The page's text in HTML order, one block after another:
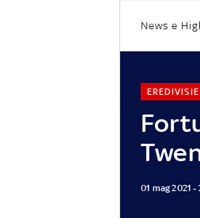
News e
EREDIVISIE
01 mag 2021 -